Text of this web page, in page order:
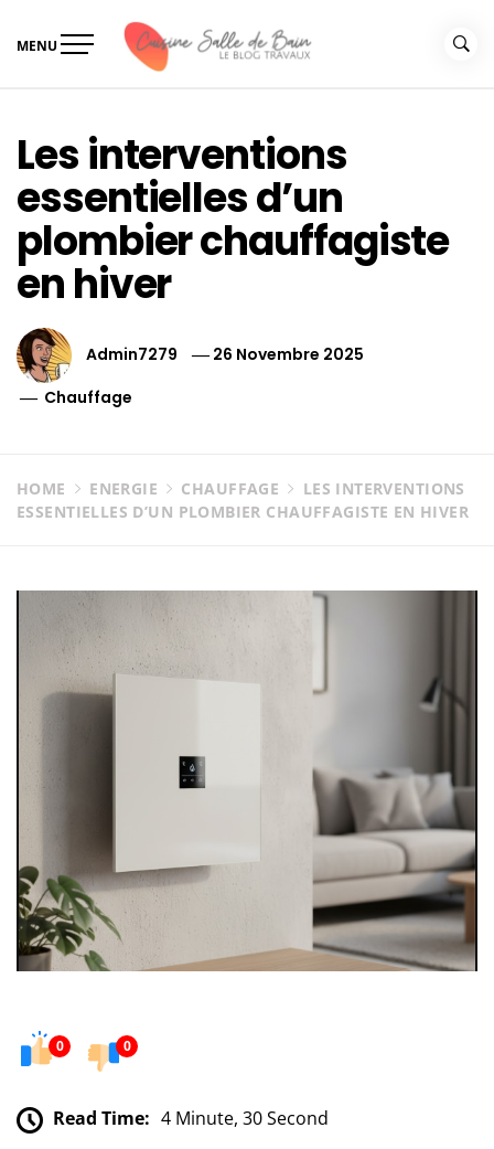
MENU
Les interventions
essentielles d’un
plombier chauffagiste
en hiver
Admin7279
26 Novembre 2025
Chauffage
HOME ENERGIE CHAUFFAGE
LES INTERVENTIONS
ESSENTIELLES D’UN PLOMBIER CHAUFFAGISTE EN HIVER
0 0
Read Time: 4 Minute, 30 Second